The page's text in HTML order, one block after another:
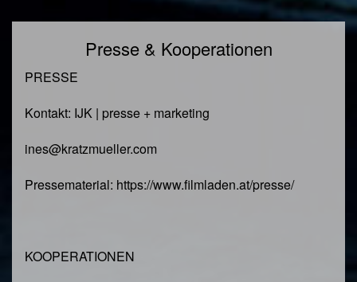
Presse & Kooperationen
PRESSE
Kontakt: IJK | presse + marketing
ines@kratzmueller.com
Pressematerial: https://www.filmladen.at/presse/
KOOPERATIONEN